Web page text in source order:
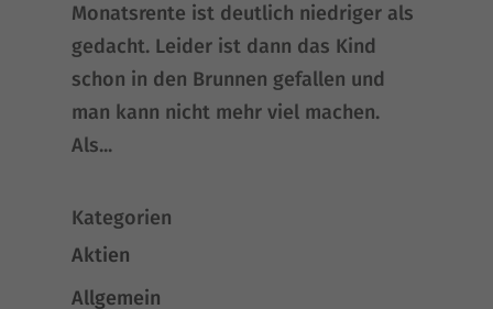
Monats­ren­te ist deut­lich nied­ri­ger als
gedacht. Lei­der ist dann das Kind
schon in den Brun­nen gefal­len und
man kann nicht mehr viel machen.
Als...
Kategorien
Aktien
Allgemein